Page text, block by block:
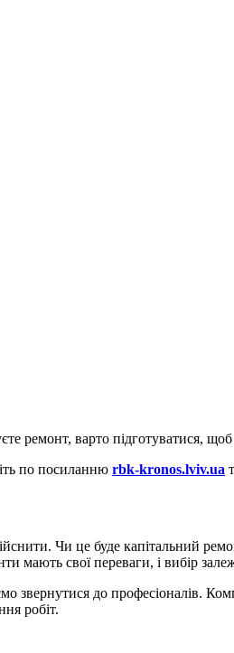
ремонт, варто підготуватися,
по посиланню rbk-kronos.lviv.ua
Чи це буде капітальний
свої переваги, і вибір
звернутися до професіоналів.
робіт.